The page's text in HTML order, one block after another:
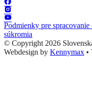
Podmienky pre
súkromia
© Copyright 2026
Webdesign by Kennymax •